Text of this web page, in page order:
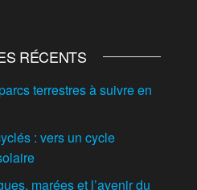
RÉCENTS
terrestres à suivre en
: vers un cycle
marées et l’avenir du